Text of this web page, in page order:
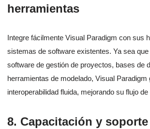
herramientas
Integre fácilmente Visual Paradigm con sus
sistemas de software existentes. Ya sea
software de gestión de proyectos, bases de
herramientas de modelado, Visual Paradigm
interoperabilidad fluida, mejorando su flujo
8. Capacitación y soporte